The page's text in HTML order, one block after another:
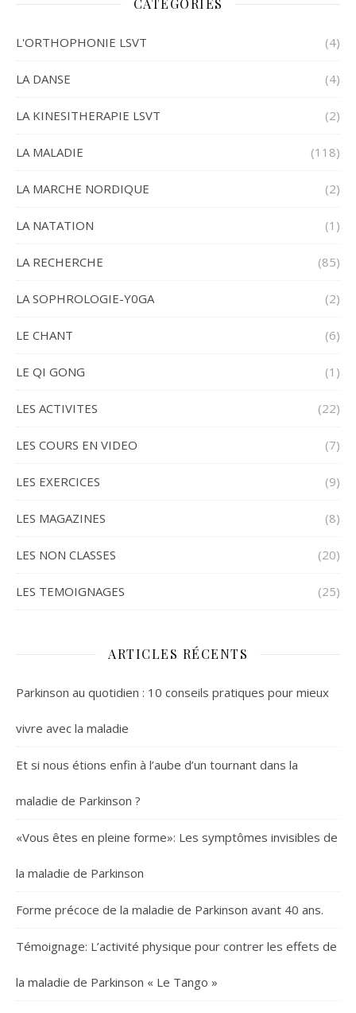
CATÉGORIES
L'ORTHOPHONIE LSVT (4)
LA DANSE (4)
LA KINESITHERAPIE LSVT (2)
LA MALADIE (118)
LA MARCHE NORDIQUE (2)
LA NATATION (1)
LA RECHERCHE (85)
LA SOPHROLOGIE-Y0GA (2)
LE CHANT (6)
LE QI GONG (1)
LES ACTIVITES (22)
LES COURS EN VIDEO (7)
LES EXERCICES (9)
LES MAGAZINES (8)
LES NON CLASSES (20)
LES TEMOIGNAGES (25)
ARTICLES RÉCENTS
Parkinson au quotidien : 10 conseils pratiques pour mieux
vivre avec la maladie
Et si nous étions enfin à l’aube d’un tournant dans la
maladie de Parkinson ?
«Vous êtes en pleine forme»: Les symptômes invisibles de
la maladie de Parkinson
Forme précoce de la maladie de Parkinson avant 40 ans.
Témoignage: L’activité physique pour contrer les effets de
la maladie de Parkinson « Le Tango »